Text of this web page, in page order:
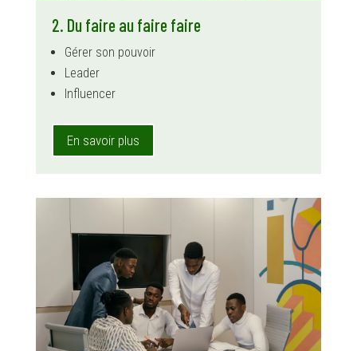
2. Du faire au faire faire
Gérer son pouvoir
Leader
Influencer
En savoir plus